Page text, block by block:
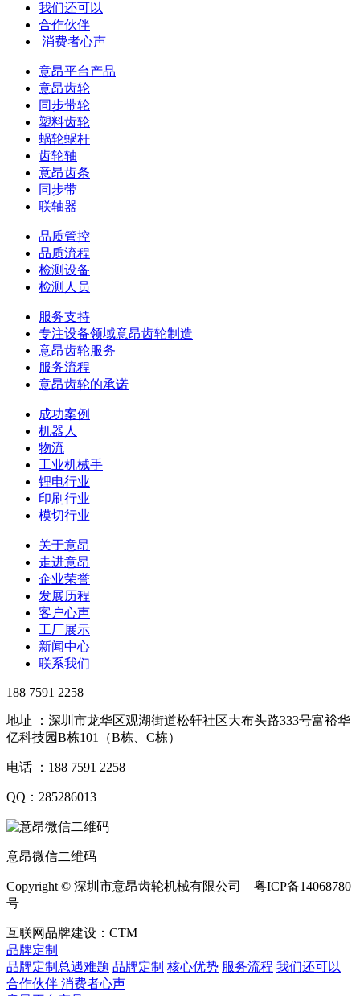
我们还可以
合作伙伴
​ 消费者心声
意昂平台产品
意昂齿轮
同步带轮
塑料齿轮
蜗轮蜗杆
齿轮轴
意昂齿条
同步带
联轴器
品质管控
品质流程
检测设备
检测人员
服务支持
专注设备领域意昂齿轮制造
意昂齿轮服务
服务流程
意昂齿轮的承诺
成功案例
机器人
物流
工业机械手
锂电行业
印刷行业
模切行业
关于意昂
走进意昂
企业荣誉
发展历程
客户心声
工厂展示
新闻中心
联系我们
188 7591 2258
地址 ：深圳市龙华区观湖街道松轩社区大布头路333号富裕华
亿科技园B栋101（B栋、C栋）
电话 ：188 7591 2258
QQ：285286013
意昂微信二维码
Copyright © 深圳市意昂齿轮机械有限公司 粤ICP备14068780
号
互联网品牌建设：CTM
品牌定制
品牌定制总遇难题 品牌定制 核心优势 服务流程 我们还可以
合作伙伴 ​ 消费者心声